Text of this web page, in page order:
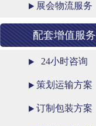
展会物流服务
配套增值服务
24小时咨询
策划运输方案
订制包装方案